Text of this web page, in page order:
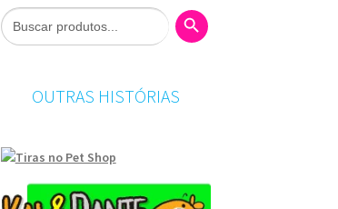
Search
for:
Search Button
OUTRAS HISTÓRIAS